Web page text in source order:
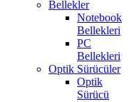
Bellekler
Notebook
Bellekleri
PC
Bellekleri
Optik Sürücüler
Optik
Sürücü